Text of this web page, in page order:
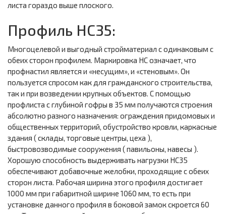
листа гораздо выше плоского.
Профиль НС35:
Многоцелевой и выгодный стройматериал с одинаковым с
обеих сторон профилем. Маркировка НС означает, что
профнастил является и «несущим», и «стеновым». Он
пользуется спросом как для гражданского строительства,
так и при возведении крупных объектов. С помощью
профлиста с глубиной гофры в 35 мм получаются строения
абсолютно разного назначения: ограждения придомовых и
общественных территорий, обустройство кровли, каркасные
здания ( склады, торговые центры, цеха ),
быстровозводимые сооружения ( павильоны, навесы ).
Хорошую способность выдерживать нагрузки НС35
обеспечивают добавочные желобки, проходящие с обеих
сторон листа. Рабочая ширина этого профиля достигает
1000 мм при габаритной ширине 1060 мм, то есть при
установке данного профиля в боковой замок скроется 60